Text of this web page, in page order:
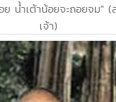
ย น้ำเต้าน้อยจะถอยจม"
เจ้า)